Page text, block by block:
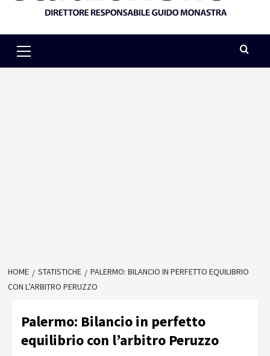
Menu
HOME STATISTICHE
PALERMO: BILANCIO IN PERFETTO EQUILIBRIO
CON L’ARBITRO PERUZZO
Palermo: Bilancio in perfetto
equilibrio con l’arbitro Peruzzo